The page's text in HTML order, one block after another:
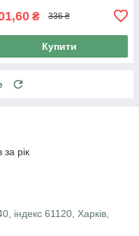
₴ 336 ₴
Купити
за рік
індекс 61120, Харків,